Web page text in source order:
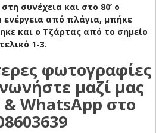
συνέχεια και στο 80’ ο
ενέργεια από πλάγια, μπήκε
και ο Τζάρτας από το σημείο
1-3.
φωτογραφίες
μαζί μας
WhatsApp στο